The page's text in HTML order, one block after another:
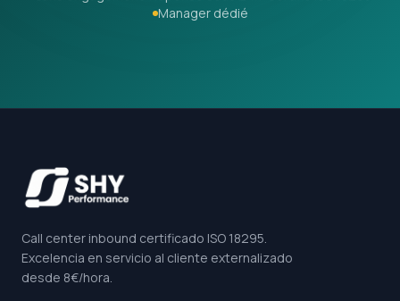
Manager dédié
Call center inbound certificado ISO 18295.
Excelencia en servicio al cliente externalizado
desde 8€/hora.